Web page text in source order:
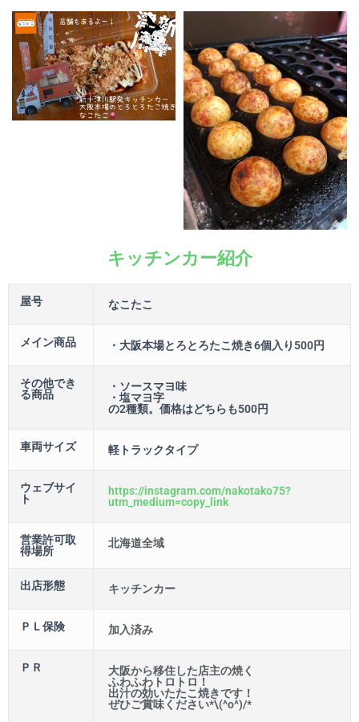
キッチンカー紹介
屋号 なこたこ
メイン商品 ・大阪本場とろとろたこ焼き6個入り500円
その他でき
る商品
・ソースマヨ味
・塩マヨ字
の2種類。価格はどちらも500円
車両サイズ 軽トラックタイプ
ウェブサイ
ト
https://instagram.com/nakotako75?
utm_medium=copy_link
営業許可取
得場所
北海道全域
出店形態 キッチンカー
ＰＬ保険 加入済み
ＰＲ
大阪から移住した店主の焼く
ふわふわトロトロ！
出汁の効いたたこ焼きです！
ぜひご賞味ください*\(^o^)/*